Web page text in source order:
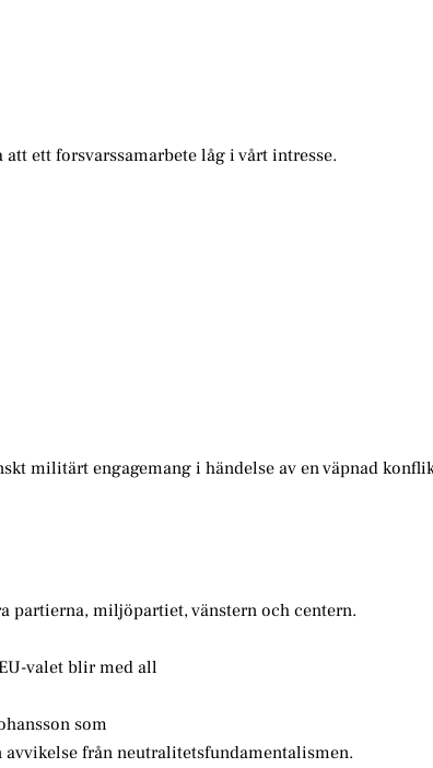
ett forsvarssamarbete låg i vårt intresse.
militärt engagemang i händelse av en väpnad
partierna, miljöpartiet, vänstern och centern.
valet blir med all
som
från neutralitetsfundamentalismen.